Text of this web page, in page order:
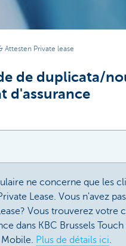
Attesten Private lease
de duplicata/
d'assurance
ne concerne que les
Lease. Vous n'avez
Vous trouverez votre
dans KBC Brussels
Mobile. Plus de détails ici.